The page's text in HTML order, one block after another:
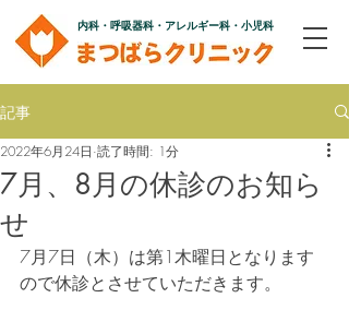
内科・呼吸器科・アレルギー科・小児科
記事
7月、8月の休診のお知ら
せ
2022年6月24日 読了時間: 1分
7月7日（木）は第1木曜日となります
ので休診とさせていただきます。